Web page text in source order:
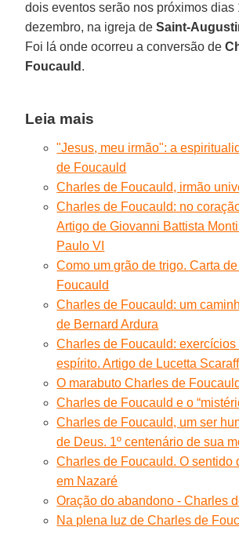
dois eventos serão nos próximos dias
dezembro, na igreja deSaint-
Foi lá onde ocorreu a conversão de
Foucauld .
Leia mais
"Jesus, meu irmão": a
de Foucauld
Charles de Foucauld, irmão
Charles de Foucauld: no
Artigo de Giovanni Battista
Paulo VI
Como um grão de trigo. Carta
Foucauld
Charles de Foucauld: um
de Bernard Ardura
Charles de Foucauld: exercícios
espírito. Artigo de Lucetta
O marabuto Charles de Foucauld
Charles de Foucauld e o
Charles de Foucauld, um ser
de Deus. 1º centenário de sua
Charles de Foucauld. O sentido
em Nazaré
Oração do abandono - Charles
Na plena luz de Charles de